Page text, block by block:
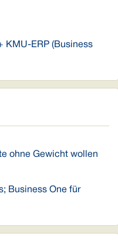
KMU-ERP (Business
ohne Gewicht wollen
Business One für